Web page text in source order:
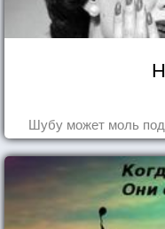
Шубу может моль